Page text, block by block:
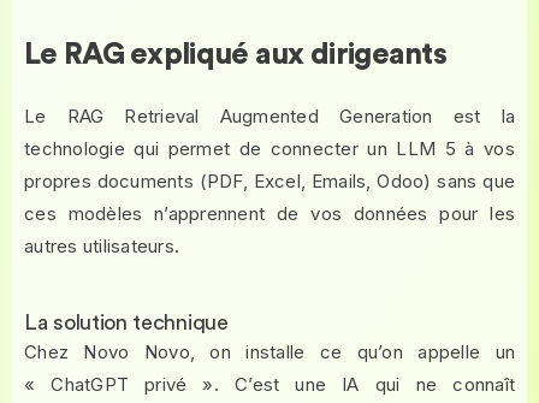
Le RAG expliqué aux dirigeants
Le RAG Retrieval Augmented Generation est la
technologie qui permet de connecter un LLM 5 à vos
propres documents (PDF, Excel, Emails, Odoo) sans que
ces modèles n’apprennent de vos données pour les
autres utilisateurs.
La solution technique
Chez Novo Novo, on installe ce qu’on appelle un
« ChatGPT privé ». C’est une IA qui ne connaît